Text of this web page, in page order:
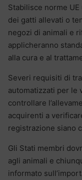
Stabilisce norme
dei gatti allevati o
negozi di animali e
applicheranno
alla cura e al
Severi requisiti di
automatizzati per le
controllare
acquirenti a
registrazione siano
Gli Stati membri
agli animali e
informato